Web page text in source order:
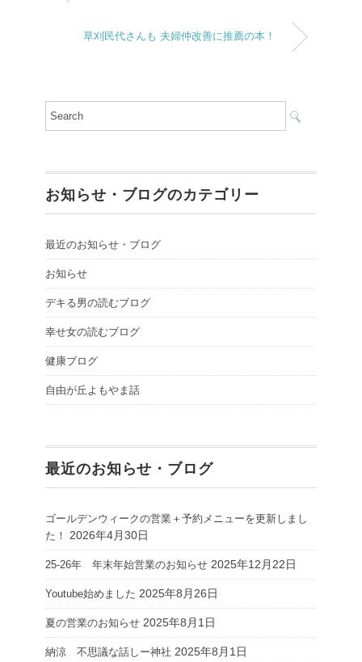
草刈民代さんも 夫婦仲改善に推薦の本！
お知らせ・ブログのカテゴリー
最近のお知らせ・ブログ
お知らせ
デキる男の読むブログ
幸せ女の読むブログ
健康ブログ
自由が丘よもやま話
最近のお知らせ・ブログ
ゴールデンウィークの営業＋予約メニューを更新しまし
た！ 2026年4月30日
25-26年 年末年始営業のお知らせ 2025年12月22日
Youtube始めました 2025年8月26日
夏の営業のお知らせ 2025年8月1日
納涼 不思議な話しー神社 2025年8月1日